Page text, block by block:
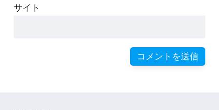
サイト